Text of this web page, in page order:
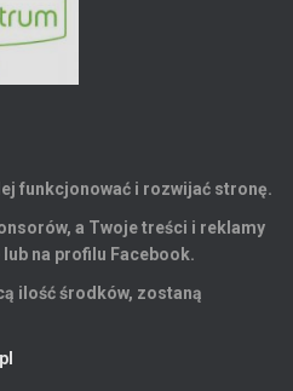
funkcjonować i rozwijać stronę.
a Twoje treści i reklamy
na profilu Facebook.
ilość środków, zostaną